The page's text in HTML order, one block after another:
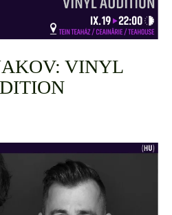
VINYL